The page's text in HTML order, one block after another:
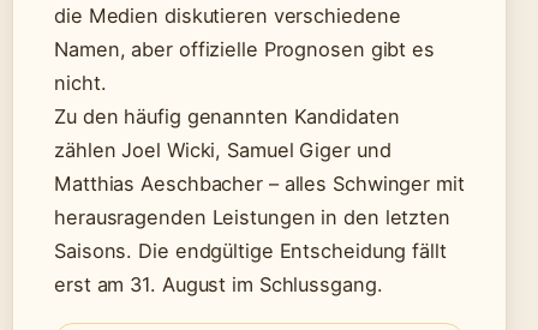
die Medien diskutieren verschiedene
Namen, aber offizielle Prognosen gibt es
nicht.
Zu den häufig genannten Kandidaten
zählen Joel Wicki, Samuel Giger und
Matthias Aeschbacher – alles Schwinger mit
herausragenden Leistungen in den letzten
Saisons. Die endgültige Entscheidung fällt
erst am 31. August im Schlussgang.